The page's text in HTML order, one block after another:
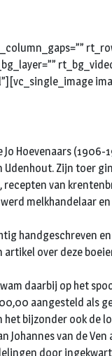
Hoevenaars (1906-
Zijn toer
van
melkhandelaar
handgeschreven
over deze
daarbij op het
aangesteld als
het bijzonder ook de
van de Ven
door